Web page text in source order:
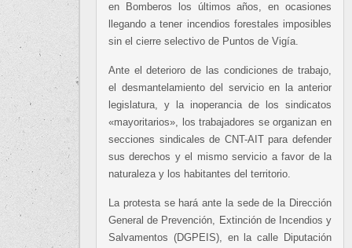
en Bomberos los últimos años, en ocasiones
llegando a tener incendios forestales imposibles
sin el cierre selectivo de Puntos de Vigía.
Ante el deterioro de las condiciones de trabajo,
el desmantelamiento del servicio en la anterior
legislatura, y la inoperancia de los sindicatos
«mayoritarios», los trabajadores se organizan en
secciones sindicales de CNT-AIT para defender
sus derechos y el mismo servicio a favor de la
naturaleza y los habitantes del territorio.
La protesta se hará ante la sede de la Dirección
General de Prevención, Extinción de Incendios y
Salvamentos (DGPEIS), en la calle Diputación